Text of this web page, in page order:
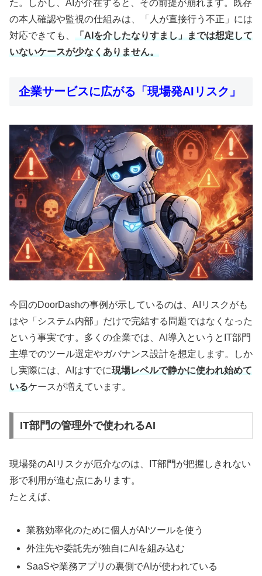
た。しかし、AIが介在すると、その前提が崩れます。既存
の本人確認や監視の仕組みは、「人が直接行う不正」には
対応できても、
「AIを介したなりすまし」までは想定して
いないケースが少なくありません。
企業サービスに広がる「現場発AIリスク」
今回のDoorDashの事例が示しているのは、AIリスクがも
はや「システム内部」だけで完結する問題ではなくなった
という事実です。多くの企業では、AI導入というとIT部門
主導でのツール選定やガバナンス設計を想定します。しか
し実際には、AIはすでに現場レベルで静かに使われ始めて
いるケースが増えています。
IT部門の管理外で使われるAI
現場発のAIリスクが厄介なのは、IT部門が把握しきれない
形で利用が進む点にあります。
たとえば、
業務効率化のために個人がAIツールを使う
外注先や委託先が独自にAIを組み込む
SaaSや業務アプリの裏側でAIが使われている